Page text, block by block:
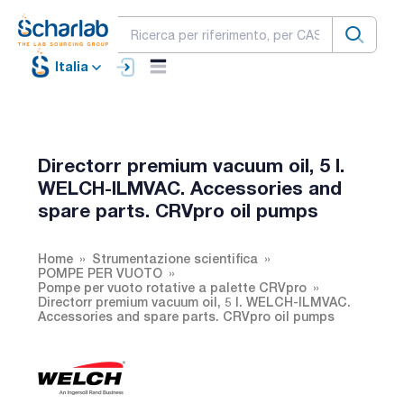
Italia
Directorr premium vacuum oil, 5 l.
WELCH-ILMVAC. Accessories and
spare parts. CRVpro oil pumps
Home
Strumentazione scientifica
POMPE PER VUOTO
Pompe per vuoto rotative a palette CRVpro
Directorr premium vacuum oil, 5 l. WELCH-ILMVAC.
Accessories and spare parts. CRVpro oil pumps